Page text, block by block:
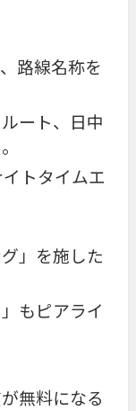
路線名称を
ート、日中
トタイムエ
」を施した
もピアライ
無料になる